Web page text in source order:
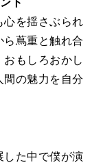
を揺さぶられ
蔦重と触れ合
もしろおかし
の魅力を自分
た中で僕が演